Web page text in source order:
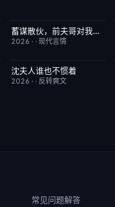
已完结 5.0蓄谋散伙，前夫哥对我怦然心动
2026 · · 现代言情
已完结
沈夫人谁也不惯着
2026 · · 反转爽文
常见问题解答